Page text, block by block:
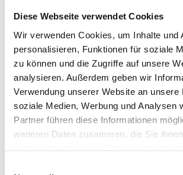
Diese Webseite verwendet Cookies
Wir verwenden Cookies, um Inhalte und
personalisieren, Funktionen für soziale
zu können und die Zugriffe auf unsere
analysieren. Außerdem geben wir
Verwendung unserer Website an unsere
soziale Medien, Werbung und Analysen
Partner führen diese Informationen
weiteren Daten zusammen, die Sie
haben oder die sie im Rahmen Ihrer
deiner individuellen Vorlage
anstatt eine Einheitslösung
Der Prozess des
Schreibens kann ohne das
Wissen eine große
darstellen. Jedoch,
denTechniken und
Kurses, wird die